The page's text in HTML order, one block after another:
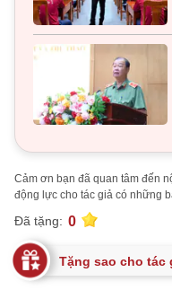
Cảm ơn bạn đã quan tâm đến
động lực cho tác giả có những
Đã tặng: 0
Tặng sao cho tác